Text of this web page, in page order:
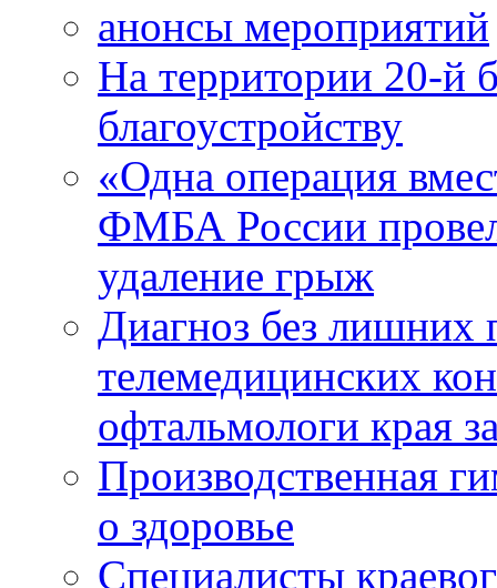
анонсы мероприятий
На территории 20-й
благоустройству
«Одна операция
ФМБА России
удаление грыж
Диагноз без лишних
телемедицинских
офтальмологи края
Производственная
о здоровье
Специалисты